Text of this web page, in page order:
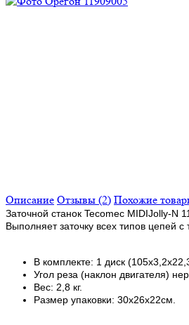
Описание Отзывы (2) Похожие
Заточной станок Tecomec MIDIJolly-N
Выполняет заточку всех типов цепей
В комплекте: 1 диск
Угол реза (наклон двигателя)
Вес: 2,8 кг.
Размер упаковки: 30х26х22см.